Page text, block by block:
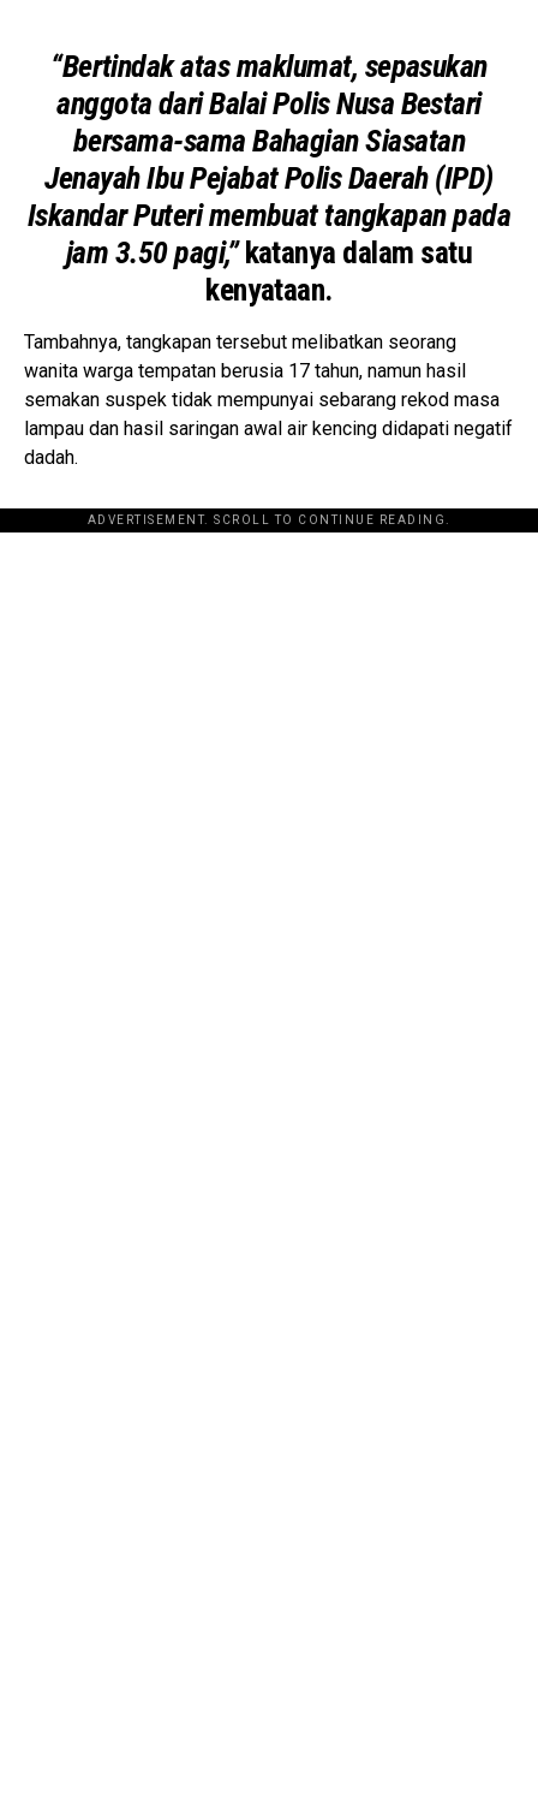
“Bertindak atas maklumat, sepasukan
anggota dari Balai Polis Nusa Bestari
bersama-sama Bahagian Siasatan
Jenayah Ibu Pejabat Polis Daerah (IPD)
Iskandar Puteri membuat tangkapan pada
jam 3.50 pagi,”katanya dalam satu
kenyataan.
Tambahnya, tangkapan tersebut melibatkan seorang
wanita warga tempatan berusia 17 tahun, namun hasil
semakan suspek tidak mempunyai sebarang rekod masa
lampau dan hasil saringan awal air kencing didapati negatif
dadah.
ADVERTISEMENT. SCROLL TO CONTINUE READING.